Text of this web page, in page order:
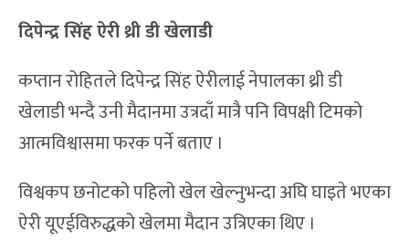
दिपेन्द्र सिंह ऐरी थ्री डी खेलाडी
कप्तान रोहितले दिपेन्द्र सिंह ऐरीलाई नेपालका थ्री डी
खेलाडी भन्दै उनी मैदानमा उत्रदाँ मात्रै पनि विपक्षी टिमको
आत्मविश्वासमा फरक पर्ने बताए ।
विश्वकप छनोटको पहिलो खेल खेल्नुभन्दा अघि घाइते भएका
ऐरी यूएईविरुद्धको खेलमा मैदान उत्रिएका थिए ।